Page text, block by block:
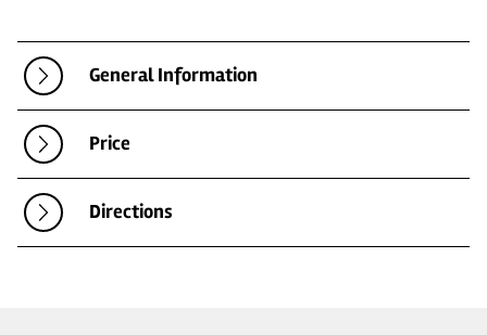
General Information
Price
Directions